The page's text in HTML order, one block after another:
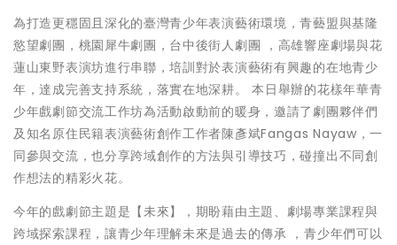
為打造更穩固且深化的臺灣青少年表演藝術環境，青藝盟與基隆
慾望劇團，桃園犀牛劇團，台中後街人劇團 ，高雄響座劇場與花
蓮山東野表演坊進行串聯，培訓對於表演藝術有興趣的在地青少
年，達成完善支持系統，落實在地深耕。 本日舉辦的花樣年華青
少年戲劇節交流工作坊為活動啟動前的暖身，邀請了劇團夥伴們
及知名原住民籍表演藝術創作工作者陳彥斌Fangas Nayaw，一
同參與交流，也分享跨域創作的方法與引導技巧，碰撞出不同創
作想法的精彩火花。
今年的戲劇節主題是【未來】，期盼藉由主題、劇場專業課程與
跨域探索課程，讓青少年理解未來是過去的傳承 ，青少年們可以